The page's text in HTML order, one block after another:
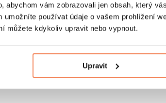
abychom vám zobrazovali jen obsah, který
používat údaje o vašem prohlížení
můžete kdykoliv upravit nebo vypnout.
Upravit